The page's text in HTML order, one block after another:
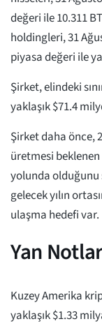
değeri ile 10.311
holdingleri, 31
piyasa değeri ile
Şirket, elindeki
yaklaşık $71.4
Şirket daha önce,
üretmesi
yolunda
gelecek yılın
ulaşma hedefi var.
Yan
Kuzey Amerika
yaklaşık $1.33